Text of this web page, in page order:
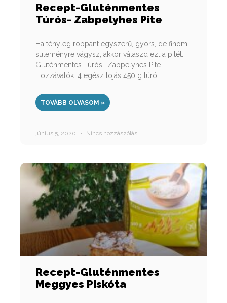
Recept-Gluténmentes
Túrós- Zabpelyhes Pite
Ha tényleg roppant egyszerű, gyors, de finom
süteményre vágysz, akkor válaszd ezt a pitét.
Gluténmentes Túrós- Zabpelyhes Pite
Hozzávalók: 4 egész tojás 450 g túró
TOVÁBB OLVASOM »
június 5, 2020 Nincs hozzászólás
Recept-Gluténmentes
Meggyes Piskóta